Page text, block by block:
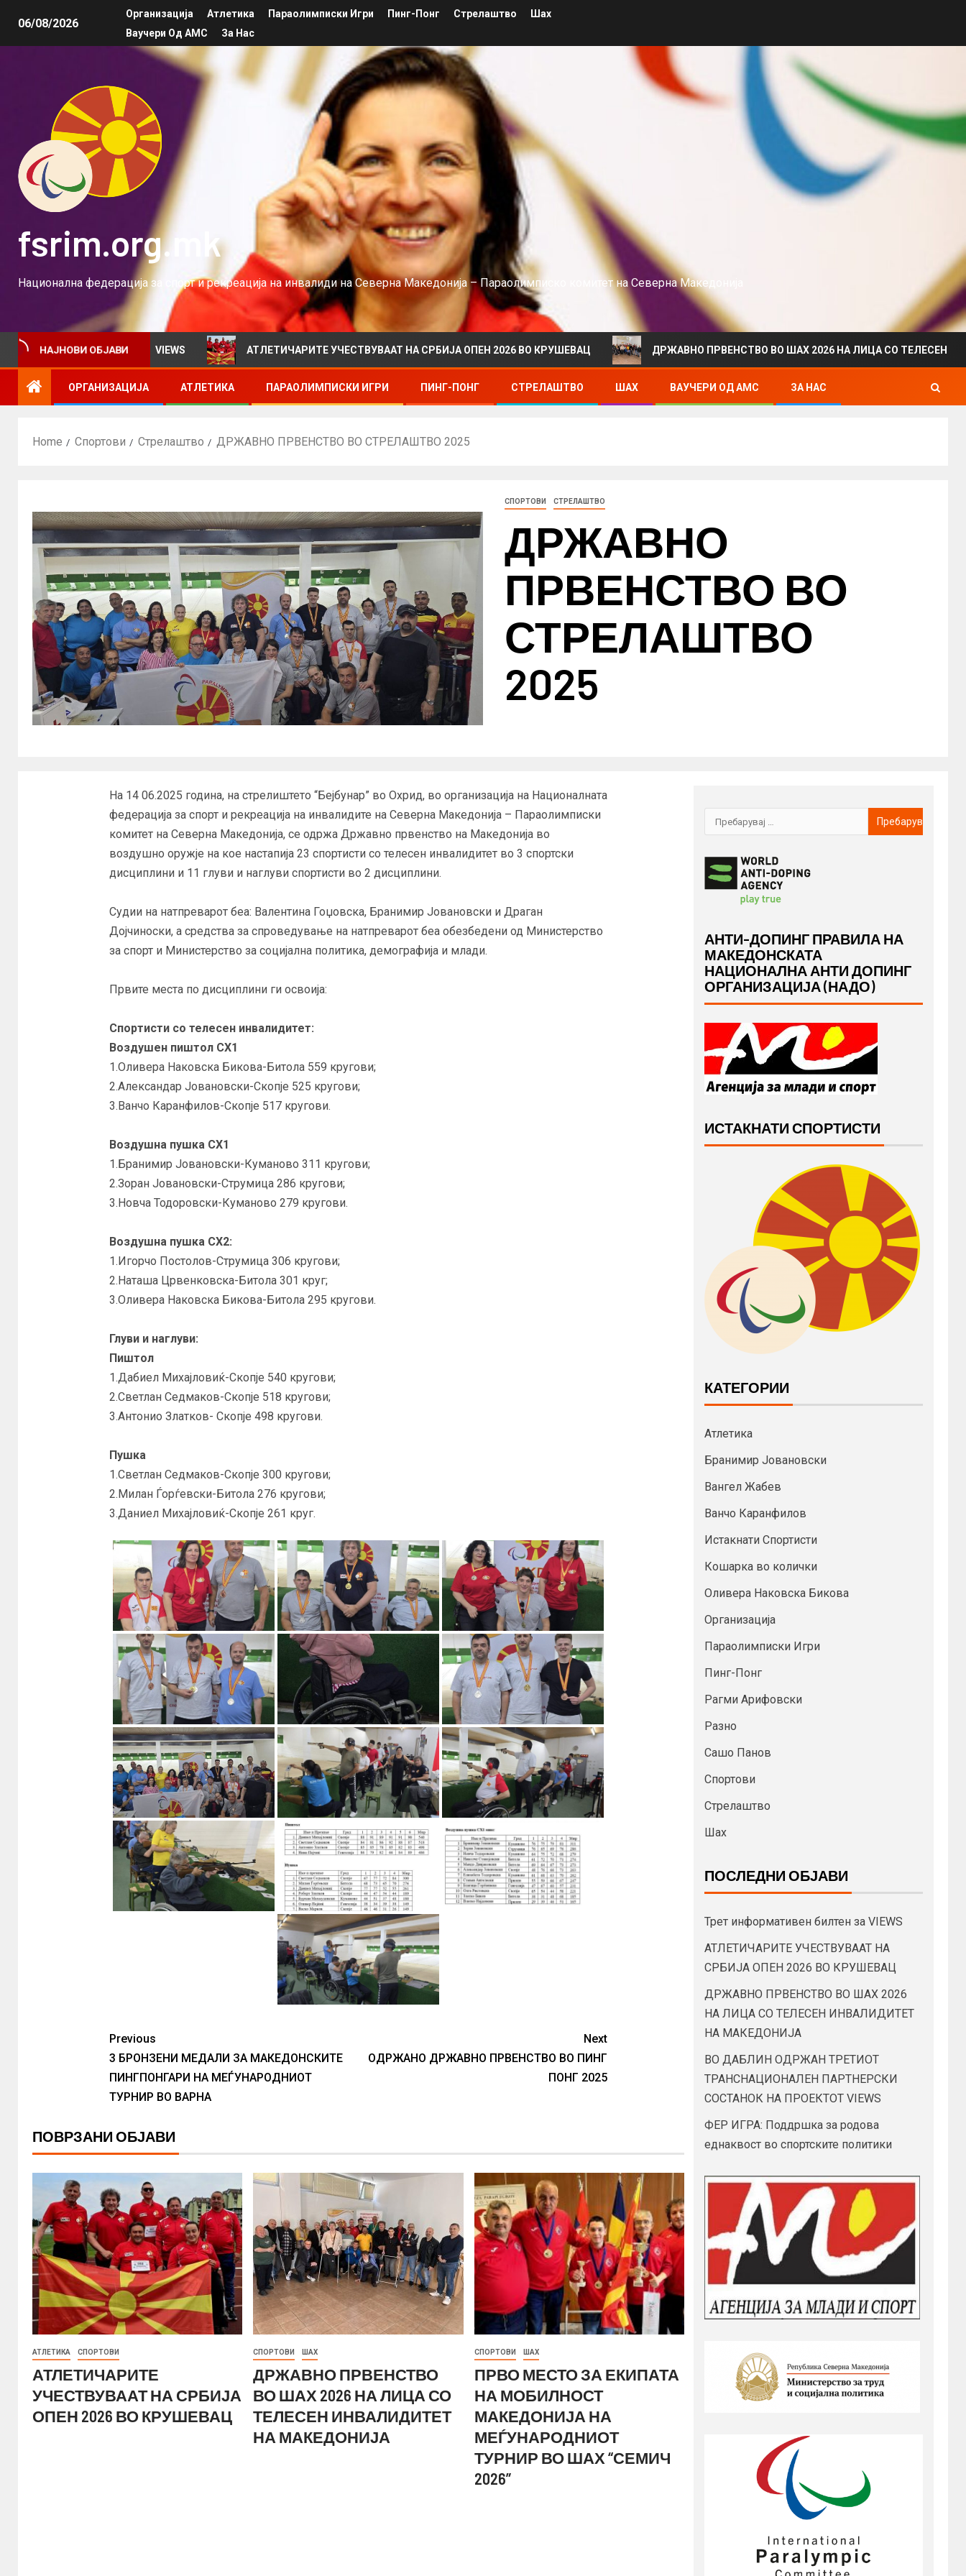
06/08/2026
Организација Атлетика Параолимписки Игри Пинг-Понг Стрелаштво
Шах
Ваучери Од АМС
За Нас
fsrim.org.mk
Национална федерација за спорт и рекреација на инвалиди на Северна Македонија – Параолимписко комитет на Северна Македонија
НАЈНОВИ ОБЈАВИ
билтен за VIEWS АТЛЕТИЧАРИТЕ УЧЕСТВУВААТ НА СРБИЈА ОПЕН 2026 ВО КРУШЕВАЦ ДРЖАВНО ПРВЕНСТВО ВО ШАХ 2026 НА ЛИЦА СО ТЕЛЕСЕН
ОРГАНИЗАЦИЈА АТЛЕТИКА ПАРАОЛИМПИСКИ ИГРИ ПИНГ-ПОНГ СТРЕЛАШТВО ШАХ ВАУЧЕРИ ОД АМС ЗА НАС
Home Спортови Стрелаштво ДРЖАВНО ПРВЕНСТВО ВО СТРЕЛАШТВО 2025
СПОРТОВИ СТРЕЛАШТВО
ДРЖАВНО
ПРВЕНСТВО ВО
СТРЕЛАШТВО
2025
На 14 06.2025 година, на стрелиштето “Бејбунар” во Охрид, во организација на Националната
федерација за спорт и рекреација на инвалидите на Северна Македонија – Параолимписки
комитет на Северна Македонија, се одржа Државно првенство на Македонија во
воздушно оружје на кое настапија 23 спортисти со телесен инвалидитет во 3 спортски
дисциплини и 11 глуви и наглуви спортисти во 2 дисциплини.
Судии на натпреварот беа: Валентина Гоџовска, Бранимир Јовановски и Драган
Дојчиноски, а средства за спроведување на натпреварот беа обезбедени од Министерство
за спорт и Министерство за социјална политика, демографија и млади.
Првите места по дисциплини ги освоија:
Спортисти со телесен инвалидитет:
Воздушен пиштол СХ1
1.Оливера Наковска Бикова-Битола 559 кругови;
2.Александар Јовановски-Скопје 525 кругови;
3.Ванчо Каранфилов-Скопје 517 кругови.
Воздушна пушка СХ1
1.Бранимир Јовановски-Куманово 311 кругови;
2.Зоран Јовановски-Струмица 286 кругови;
3.Новча Тодоровски-Куманово 279 кругови.
Воздушна пушка СХ2:
1.Игорчо Постолов-Струмица 306 кругови;
2.Наташа Црвенковска-Битола 301 круг;
3.Оливера Наковска Бикова-Битола 295 кругови.
Глуви и наглуви:
Пиштол
1.Дабиел Михајловиќ-Скопје 540 кругови;
2.Светлан Седмаков-Скопје 518 кругови;
3.Антонио Златков- Скопје 498 кругови.
Пушка
1.Светлан Седмаков-Скопје 300 кругови;
2.Милан Ѓорѓевски-Битола 276 кругови;
3.Даниел Михајловиќ-Скопје 261 круг.
Previous
3 БРОНЗЕНИ МЕДАЛИ ЗА МАКЕДОНСКИТЕ
ПИНГПОНГАРИ НА МЕЃУНАРОДНИОТ
ТУРНИР ВО ВАРНА
Next
ОДРЖАНО ДРЖАВНО ПРВЕНСТВО ВО ПИНГ
ПОНГ 2025
ПОВРЗАНИ ОБЈАВИ
АТЛЕТИКА СПОРТОВИ
АТЛЕТИЧАРИТЕ
УЧЕСТВУВААТ НА СРБИЈА
ОПЕН 2026 ВО КРУШЕВАЦ
СПОРТОВИ ШАХ
ДРЖАВНО ПРВЕНСТВО
ВО ШАХ 2026 НА ЛИЦА СО
ТЕЛЕСЕН ИНВАЛИДИТЕТ
НА МАКЕДОНИЈА
СПОРТОВИ ШАХ
ПРВО МЕСТО ЗА ЕКИПАТА
НА МОБИЛНОСТ
МАКЕДОНИЈА НА
МЕЃУНАРОДНИОТ
ТУРНИР ВО ШАХ “СЕМИЧ
2026”
АНТИ-ДОПИНГ ПРАВИЛА НА
МАКЕДОНСКАТА
НАЦИОНАЛНА АНТИ ДОПИНГ
ОРГАНИЗАЦИЈА (НАДО)
ИСТАКНАТИ СПОРТИСТИ
КАТЕГОРИИ
Атлетика
Бранимир Јовановски
Вангел Жабев
Ванчо Каранфилов
Истакнати Спортисти
Кошарка во колички
Оливера Наковска Бикова
Организација
Параолимписки Игри
Пинг-Понг
Рагми Арифовски
Разно
Сашо Панов
Спортови
Стрелаштво
Шах
ПОСЛЕДНИ ОБЈАВИ
Трет информативен билтен за VIEWS
АТЛЕТИЧАРИТЕ УЧЕСТВУВААТ НА
СРБИЈА ОПЕН 2026 ВО КРУШЕВАЦ
ДРЖАВНО ПРВЕНСТВО ВО ШАХ 2026
НА ЛИЦА СО ТЕЛЕСЕН ИНВАЛИДИТЕТ
НА МАКЕДОНИЈА
ВО ДАБЛИН ОДРЖАН ТРЕТИОТ
ТРАНСНАЦИОНАЛЕН ПАРТНЕРСКИ
СОСТАНОК НА ПРОЕКТОТ VIEWS
ФЕР ИГРА: Поддршка за родова
еднаквост во спортските политики